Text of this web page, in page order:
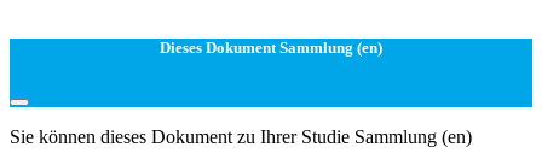
Dieses Dokument Sammlung (en)
Sie können dieses Dokument zu Ihrer Studie Sammlung (en)